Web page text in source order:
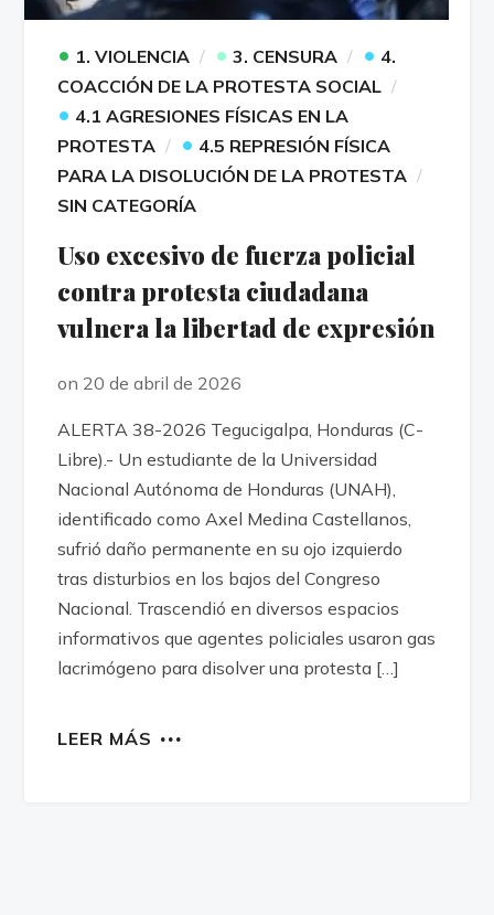
• 1. VIOLENCIA • 3. CENSURA • 4.
COACCIÓN DE LA PROTESTA SOCIAL
• 4.1 AGRESIONES FÍSICAS EN LA
PROTESTA
• 4.5 REPRESIÓN FÍSICA
PARA LA DISOLUCIÓN DE LA PROTESTA
SIN CATEGORÍA
Uso excesivo de fuerza policial
contra protesta ciudadana
vulnera la libertad de expresión
on 20 de abril de 2026
ALERTA 38-2026 Tegucigalpa, Honduras (C-
Libre).- Un estudiante de la Universidad
Nacional Autónoma de Honduras (UNAH),
identificado como Axel Medina Castellanos,
sufrió daño permanente en su ojo izquierdo
tras disturbios en los bajos del Congreso
Nacional. Trascendió en diversos espacios
informativos que agentes policiales usaron gas
lacrimógeno para disolver una protesta […]
LEER MÁS